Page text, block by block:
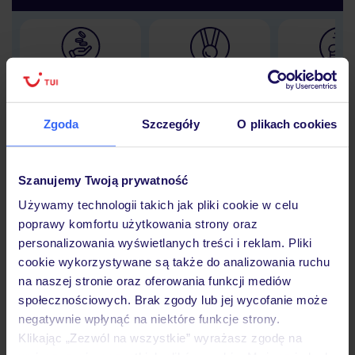
Zgoda Szczegóły O plikach cookies
Szanujemy Twoją prywatność
Używamy technologii takich jak pliki cookie w celu
poprawy komfortu użytkowania strony oraz
personalizowania wyświetlanych treści i reklam. Pliki
cookie wykorzystywane są także do analizowania ruchu
na naszej stronie oraz oferowania funkcji mediów
społecznościowych. Brak zgody lub jej wycofanie może
negatywnie wpłynąć na niektóre funkcje strony.
Klikając „Zezwól na wszystkie” wyrażasz zgodę na
Lider niskich cen 30 lat w
Hotel
Opinie
Pokoje